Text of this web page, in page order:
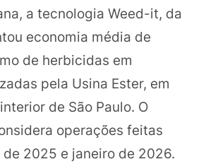
a tecnologia Weed-it, da
economia média de
de herbicidas em
pela Usina Ester, em
de São Paulo. O
operações feitas
2025 e janeiro de 2026.